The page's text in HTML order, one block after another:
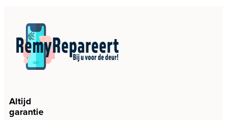
Altijd
garantie